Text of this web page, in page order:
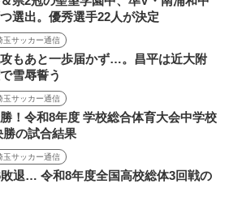
選出。優秀選手22人が決定
玉サッカー通信
攻もあと一歩届かず…。昌平は近大附
雪辱誓う
玉サッカー通信
！令和8年度 学校総合体育大会中学校
の試合結果
玉サッカー通信
退… 令和8年度全国高校総体3回戦の